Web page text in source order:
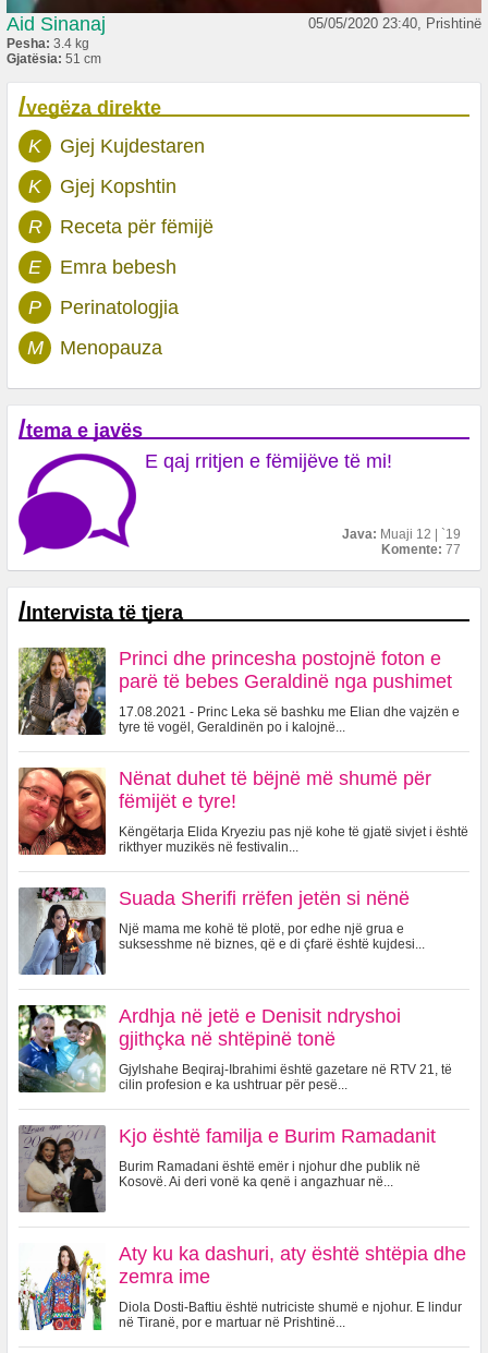
Aid Sinanaj 05/05/2020 23:40, Prishtinë
Pesha: 3.4 kg
Gjatësia: 51 cm
/vegëza direkte
K
Gjej Kujdestaren
K
Gjej Kopshtin
R
Receta për fëmijë
E
Emra bebesh
P
Perinatologjia
M
Menopauza
/tema e javës
E qaj rritjen e fëmijëve të mi!
Java: Muaji 12 | `19
Komente: 77
/Intervista të tjera
Princi dhe princesha postojnë foton e
parë të bebes Geraldinë nga pushimet
17.08.2021 - Princ Leka së bashku me Elian dhe vajzën e
tyre të vogël, Geraldinën po i kalojnë...
Nënat duhet të bëjnë më shumë për
fëmijët e tyre!
Këngëtarja Elida Kryeziu pas një kohe të gjatë sivjet i është
rikthyer muzikës në festivalin...
Suada Sherifi rrëfen jetën si nënë
Një mama me kohë të plotë, por edhe një grua e
suksesshme në biznes, që e di çfarë është kujdesi...
Ardhja në jetë e Denisit ndryshoi
gjithçka në shtëpinë tonë
Gjylshahe Beqiraj-Ibrahimi është gazetare në RTV 21, të
cilin profesion e ka ushtruar për pesë...
Kjo është familja e Burim Ramadanit
Burim Ramadani është emër i njohur dhe publik në
Kosovë. Ai deri vonë ka qenë i angazhuar në...
Aty ku ka dashuri, aty është shtëpia dhe
zemra ime
Diola Dosti-Baftiu është nutriciste shumë e njohur. E lindur
në Tiranë, por e martuar në Prishtinë...